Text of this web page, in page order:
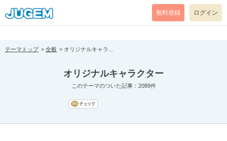
[pear_error: message="Success" code=0 mode=return level=notice
prefix="" info=""]
無料登録 ログイン
テーマトップ 全般 オリジナルキャラ...
オリジナルキャラクター
このテーマのついた記事：2089件